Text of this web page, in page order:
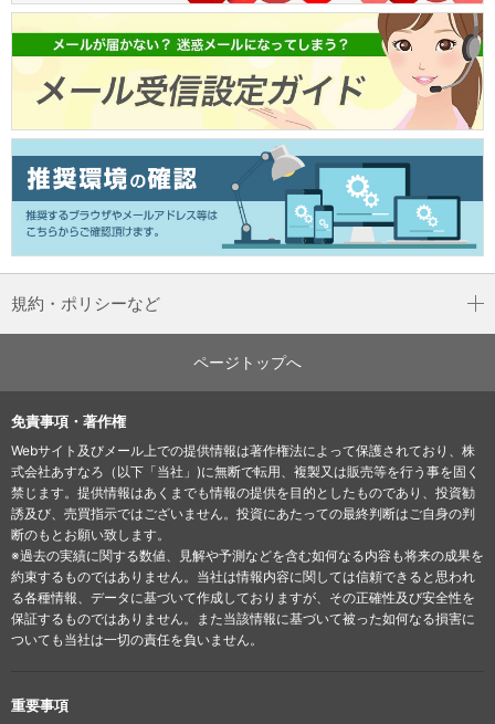
規約・ポリシーなど
ページトップへ
免責事項・著作権
Webサイト及びメール上での提供情報は著作権法によって保護されており、株
式会社あすなろ（以下「当社」)に無断で転用、複製又は販売等を行う事を固く
禁じます。提供情報はあくまでも情報の提供を目的としたものであり、投資勧
誘及び、売買指示ではございません。投資にあたっての最終判断はご自身の判
断のもとお願い致します。
※過去の実績に関する数値、見解や予測などを含む如何なる内容も将来の成果を
約束するものではありません。当社は情報内容に関しては信頼できると思われ
る各種情報、データに基づいて作成しておりますが、その正確性及び安全性を
保証するものではありません。また当該情報に基づいて被った如何なる損害に
ついても当社は一切の責任を負いません。
重要事項